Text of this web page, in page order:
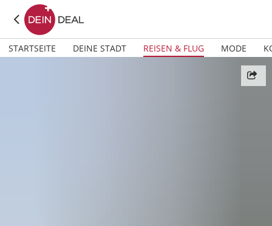
STARTSEITE DEINE STADT REISEN & FLUG MODE